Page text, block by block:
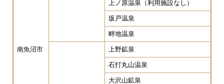
南魚沼市
上ノ原温泉（利用施設なし）
坂戸温泉
畔地温泉
上野鉱泉
石打丸山温泉
大沢山鉱泉